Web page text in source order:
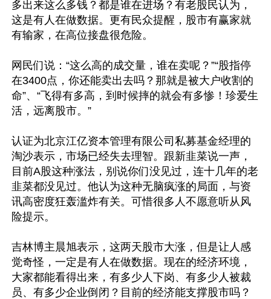
多出来这么多钱？都是谁在进场？有老股民认为，
这是有人在做数据。更有民众提醒，股市有赢家就
有输家，在高位接盘很危险。
网民们说：“这么高的成交量，谁在卖呢？”“股指停
在3400点，你还能卖出去吗？那就是被大户收割的
命”、“飞得有多高，到时候摔的就会有多惨！珍爱生
活，远离股市。”
认证为北京江亿资本管理有限公司私募基金经理的
淘沙表示，市场已经失去理智。跟新韭菜说一声，
目前A股这种涨法，别说你们没见过，连十几年的老
韭菜都没见过。他认为这种无脑疯涨的局面，与资
讯高密度狂轰滥炸有关。可惜很多人不愿意听从风
险提示。
吉林博主晨旭表示，这两天股市大涨，但是让人感
觉奇怪，一定是有人在做数据。现在的经济环境，
大家都能看得出来，有多少人下岗、有多少人被裁
员、有多少企业倒闭？目前的经济能支撑股市吗？